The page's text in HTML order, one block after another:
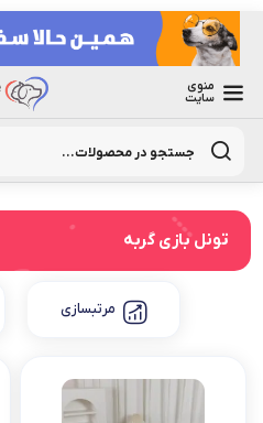
منوی
سایت
تونل بازی گربه
مرتبسازی